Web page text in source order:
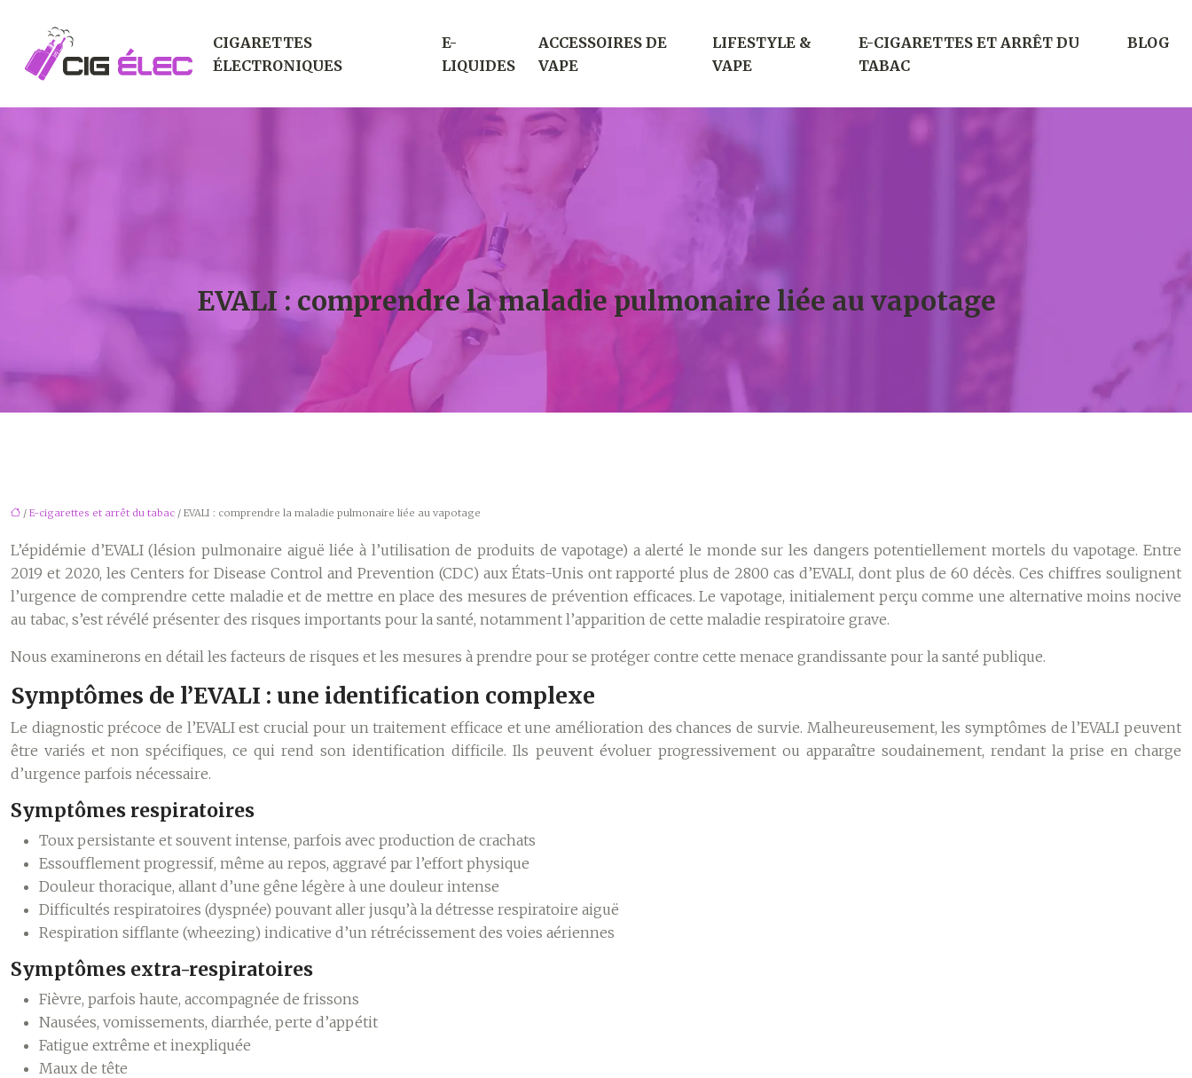
CIGARETTES
ÉLECTRONIQUES
E-
LIQUIDES
ACCESSOIRES DE
VAPE
LIFESTYLE &
VAPE
E-CIGARETTES ET ARRÊT DU
TABAC
BLOG
EVALI : comprendre la maladie pulmonaire liée au vapotage
/ E-cigarettes et arrêt du tabac / EVALI : comprendre la maladie pulmonaire liée au vapotage
L’épidémie d’EVALI (lésion pulmonaire aiguë liée à l’utilisation de produits de vapotage) a alerté le monde sur les dangers potentiellement mortels du vapotage. Entre
2019 et 2020, les Centers for Disease Control and Prevention (CDC) aux États-Unis ont rapporté plus de 2800 cas d’EVALI, dont plus de 60 décès. Ces chiffres soulignent
l’urgence de comprendre cette maladie et de mettre en place des mesures de prévention efficaces. Le vapotage, initialement perçu comme une alternative moins nocive
au tabac, s’est révélé présenter des risques importants pour la santé, notamment l’apparition de cette maladie respiratoire grave.
Nous examinerons en détail les facteurs de risques et les mesures à prendre pour se protéger contre cette menace grandissante pour la santé publique.
Symptômes de l’EVALI : une identification complexe
Le diagnostic précoce de l’EVALI est crucial pour un traitement efficace et une amélioration des chances de survie. Malheureusement, les symptômes de l’EVALI peuvent
être variés et non spécifiques, ce qui rend son identification difficile. Ils peuvent évoluer progressivement ou apparaître soudainement, rendant la prise en charge
d’urgence parfois nécessaire.
Symptômes respiratoires
Toux persistante et souvent intense, parfois avec production de crachats
Essoufflement progressif, même au repos, aggravé par l’effort physique
Douleur thoracique, allant d’une gêne légère à une douleur intense
Difficultés respiratoires (dyspnée) pouvant aller jusqu’à la détresse respiratoire aiguë
Respiration sifflante (wheezing) indicative d’un rétrécissement des voies aériennes
Symptômes extra-respiratoires
Fièvre, parfois haute, accompagnée de frissons
Nausées, vomissements, diarrhée, perte d’appétit
Fatigue extrême et inexpliquée
Maux de tête